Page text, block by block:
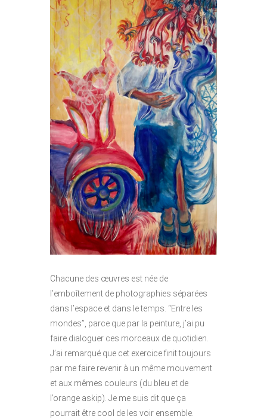
Chacune des œuvres est née de
l’emboîtement de photographies séparées
dans l’espace et dans le temps. “Entre les
mondes”, parce que par la peinture, j’ai pu
faire dialoguer ces morceaux de quotidien.
J’ai remarqué que cet exercice finit toujours
par me faire revenir à un même mouvement
et aux mêmes couleurs (du bleu et de
l’orange askip). Je me suis dit que ça
pourrait être cool de les voir ensemble.